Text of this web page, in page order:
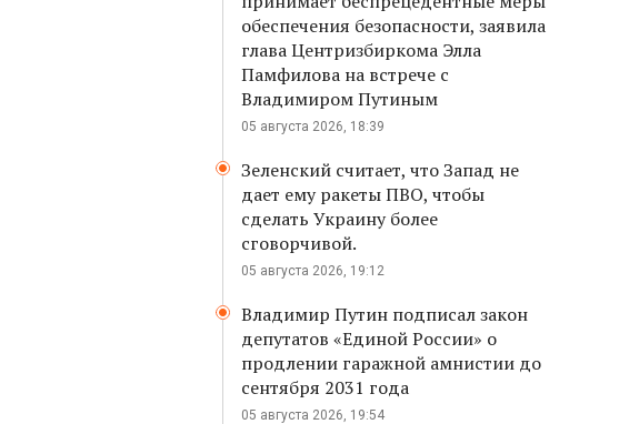
обеспечения безопасности, заявила
глава Центризбиркома Элла
Памфилова на встрече с
Владимиром Путиным
05 августа 2026, 18:39
Зеленский считает, что Запад не
дает ему ракеты ПВО, чтобы
сделать Украину более
сговорчивой.
05 августа 2026, 19:12
Владимир Путин подписал закон
депутатов «Единой России» о
продлении гаражной амнистии до
сентября 2031 года
05 августа 2026, 19:54